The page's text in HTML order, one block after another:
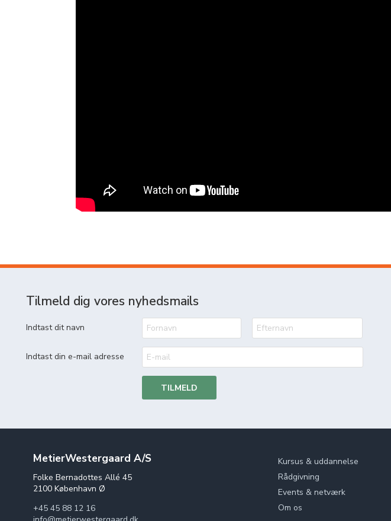
Tilmeld dig vores nyhedsmails
Indtast dit navn
Indtast din e-mail adresse
TILMELD
MetierWestergaard A/S
Folke Bernadottes Allé 45
2100 København Ø
+45 45 88 12 16
Kursus & uddannelse
Rådgivning
Events & netværk
Om os